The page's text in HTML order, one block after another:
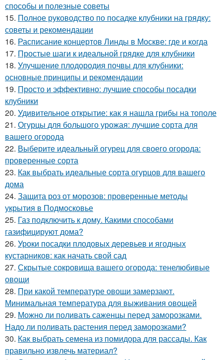
способы и полезные советы
15. Полное руководство по посадке клубники на грядку:
советы и рекомендации
16. Расписание концертов Линды в Москве: где и когда
17. Простые шаги к идеальной грядке для клубники
18. Улучшение плодородия почвы для клубники:
основные принципы и рекомендации
19. Просто и эффективно: лучшие способы посадки
клубники
20. Удивительное открытие: как я нашла грибы на тополе
21. Огурцы для большого урожая: лучшие сорта для
вашего огорода
22. Выберите идеальный огурец для своего огорода:
проверенные сорта
23. Как выбрать идеальные сорта огурцов для вашего
дома
24. Защита роз от морозов: проверенные методы
укрытия в Подмосковье
25. Газ подключить к дому. Какими способами
газифицируют дома?
26. Уроки посадки плодовых деревьев и ягодных
кустарников: как начать свой сад
27. Скрытые сокровища вашего огорода: тенелюбивые
овощи
28. При какой температуре овощи замерзают.
Минимальная температура для выживания овощей
29. Можно ли поливать саженцы перед заморозками.
Надо ли поливать растения перед заморозками?
30. Как выбрать семена из помидора для рассады. Как
правильно извлечь материал?